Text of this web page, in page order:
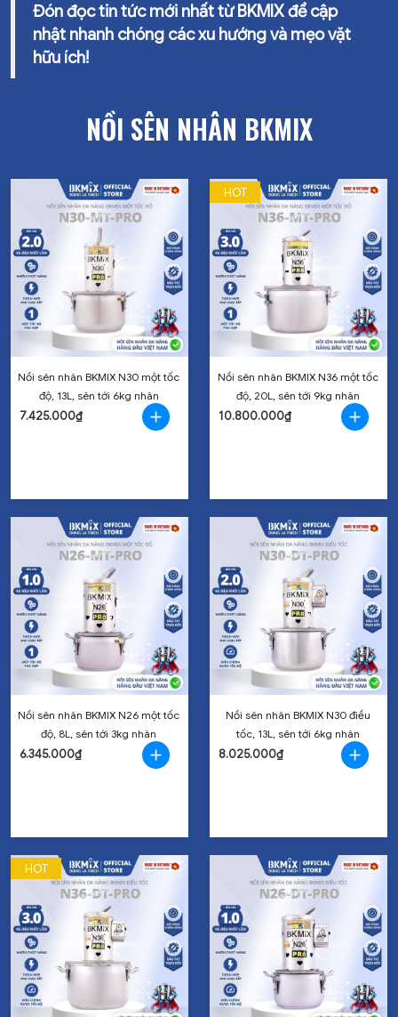
Đón đọc tin tức mới nhất từ BKMIX để cập
nhật nhanh chóng các xu hướng và mẹo vặt
hữu ích!
NỒI SÊN NHÂN BKMIX
Nồi sên nhân BKMIX N30 một tốc
độ, 13L, sên tới 6kg nhân
7.425.000₫
HOT
Nồi sên nhân BKMIX N36 một tốc
độ, 20L, sên tới 9kg nhân
10.800.000₫
Nồi sên nhân BKMIX N26 một tốc
độ, 8L, sên tới 3kg nhân
6.345.000₫
Nồi sên nhân BKMIX N30 điều
tốc, 13L, sên tới 6kg nhân
8.025.000₫
HOT